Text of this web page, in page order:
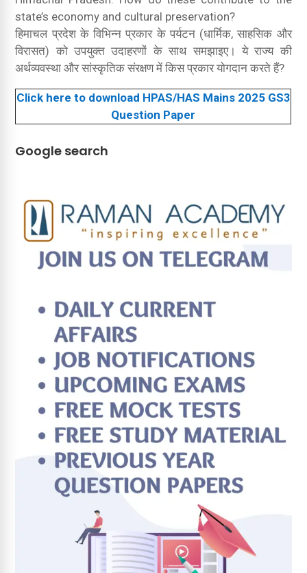
state’s economy and cultural preservation?
हिमाचल प्रदेश के विभिन्न प्रकार के पर्यटन (धार्मिक, साहसिक और
विरासत) को उपयुक्त उदाहरणों के साथ समझाइए। ये राज्य की
अर्थव्यवस्था और सांस्कृतिक संरक्षण में किस प्रकार योगदान करते हैं?
Click here to download HPAS/HAS Mains 2025 GS3
Question Paper
Google search